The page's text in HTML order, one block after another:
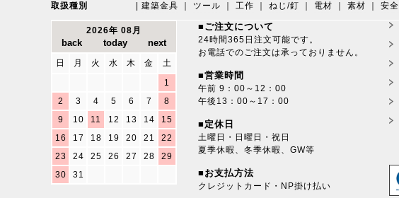
取扱種別 建築金具 ツール 工作 ねじ/釘 電材 素材 安全
2026年 08月
日 月 火 水 木 金
土
1
2
3 4 5 6 7
8
9
10 11 12 13 14
15
16
17 18 19 20 21
22
23
24 25 26 27 28
29
30
31
■ご注文について
24時間365日注文可能です。
お電話でのご注文は承っておりません。
■営業時間
午前 9：00～12：00
午後13：00～17：00
■定休日
土曜日・日曜日・祝日
夏季休暇、冬季休暇、GW等
■お支払方法
クレジットカード・NP掛け払い